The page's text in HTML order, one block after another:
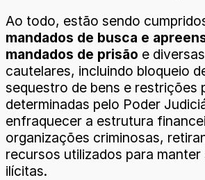
Ao todo, estão sendo
mandados de busca e
mandados de prisão e
cautelares, incluindo bloqueio
sequestro de bens e restrições
determinadas pelo Poder
enfraquecer a estrutura
organizações criminosas,
recursos utilizados para
ilícitas.